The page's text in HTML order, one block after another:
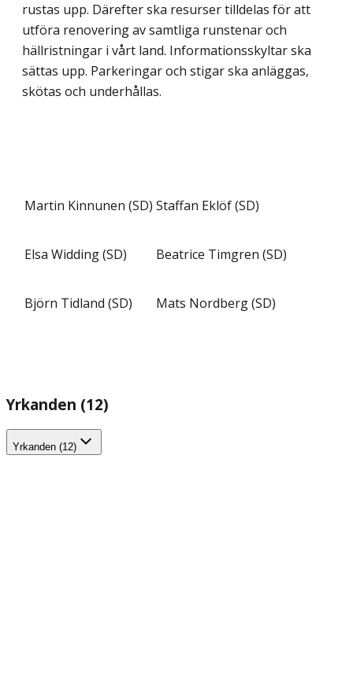
rustas upp. Därefter ska resurser tilldelas för att
utföra renovering av samtliga runstenar och
hällristningar i vårt land. Informationsskyltar ska
sättas upp. Parkeringar och stigar ska anläggas,
skötas och underhållas.
Martin Kinnunen (SD) Staffan Eklöf (SD)
Elsa Widding (SD) Beatrice Timgren (SD)
Björn Tidland (SD) Mats Nordberg (SD)
Yrkanden (12)
Yrkanden (12)